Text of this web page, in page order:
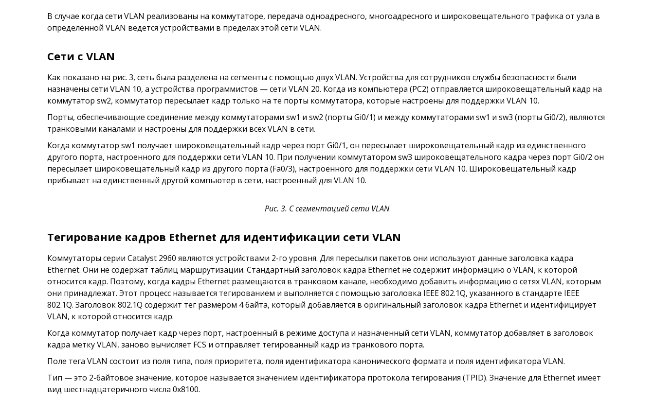
В случае когда сети VLAN реализованы на коммутаторе, передача одноадресного, многоадресного и широковещательного трафика от узла в
определённой VLAN ведется устройствами в пределах этой сети VLAN.
Cети с VLAN
Как показано на рис. 3, сеть была разделена на сегменты с помощью двух VLAN. Устройства для сотрудников службы безопасности были
назначены сети VLAN 10, а устройства программистов — сети VLAN 20. Когда из компьютера (PC2) отправляется широковещательный кадр на
коммутатор sw2, коммутатор пересылает кадр только на те порты коммутатора, которые настроены для поддержки VLAN 10.
Порты, обеспечивающие соединение между коммутаторами sw1 и sw2 (порты Gi0/1) и между коммутаторами sw1 и sw3 (порты Gi0/2), являются
транковыми каналами и настроены для поддержки всех VLAN в сети.
Когда коммутатор sw1 получает широковещательный кадр через порт Gi0/1, он пересылает широковещательный кадр из единственного
другого порта, настроенного для поддержки сети VLAN 10. При получении коммутатором sw3 широковещательного кадра через порт Gi0/2 он
пересылает широковещательный кадр из другого порта (Fa0/3), настроенного для поддержки сети VLAN 10. Широковещательный кадр
прибывает на единственный другой компьютер в сети, настроенный для VLAN 10.
Рис. 3. C сегментацией сети VLAN
Тегирование кадров Ethernet для идентификации сети VLAN
Коммутаторы серии Catalyst 2960 являются устройствами 2-го уровня. Для пересылки пакетов они используют данные заголовка кадра
Ethernet. Они не содержат таблиц маршрутизации. Стандартный заголовок кадра Ethernet не содержит информацию о VLAN, к которой
относится кадр. Поэтому, когда кадры Ethernet размещаются в транковом канале, необходимо добавить информацию о сетях VLAN, которым
они принадлежат. Этот процесс называется тегированием и выполняется с помощью заголовка IEEE 802.1Q, указанного в стандарте IEEE
802.1Q. Заголовок 802.1Q содержит тег размером 4 байта, который добавляется в оригинальный заголовок кадра Ethernet и идентифицирует
VLAN, к которой относится кадр.
Когда коммутатор получает кадр через порт, настроенный в режиме доступа и назначенный сети VLAN, коммутатор добавляет в заголовок
кадра метку VLAN, заново вычисляет FCS и отправляет тегированный кадр из транкового порта.
Поле тега VLAN состоит из поля типа, поля приоритета, поля идентификатора канонического формата и поля идентификатора VLAN.
Тип — это 2-байтовое значение, которое называется значением идентификатора протокола тегирования (TPID). Значение для Ethernet имеет
вид шестнадцатеричного числа 0x8100.